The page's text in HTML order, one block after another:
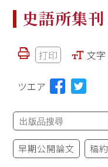
史語所集刊
打印 文字
ツエア
早期公開論文 稿約